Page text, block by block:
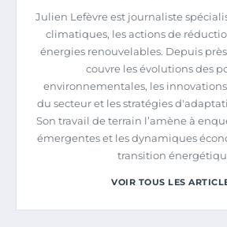
Julien Lefèvre est journaliste
climatiques, les actions de
énergies renouvelables. Depuis
couvre les évolutions des
environnementales, les
du secteur et les stratégies
Son travail de terrain l’amène à
émergentes et les dynamiques
transition
VOIR TOUS LES